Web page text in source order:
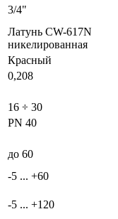
3/4"
Латунь CW-617N
никелированная
Красный
0,208
16 ÷ 30
PN 40
до 60
-5 ... +60
-5 ... +120